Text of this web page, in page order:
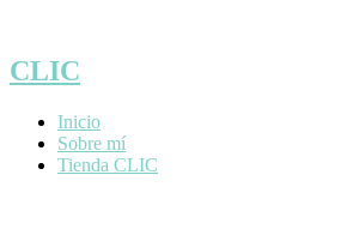
contenido
CLIC
Inicio
Sobre mí
Tienda CLIC